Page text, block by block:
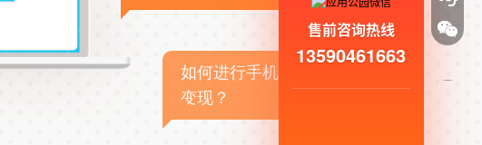
如何进行手机APP商业
变现？
售前咨询热线
13590461663